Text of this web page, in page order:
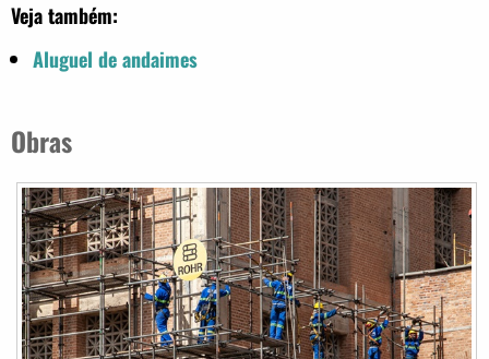
Veja também:
Aluguel de andaimes
Obras